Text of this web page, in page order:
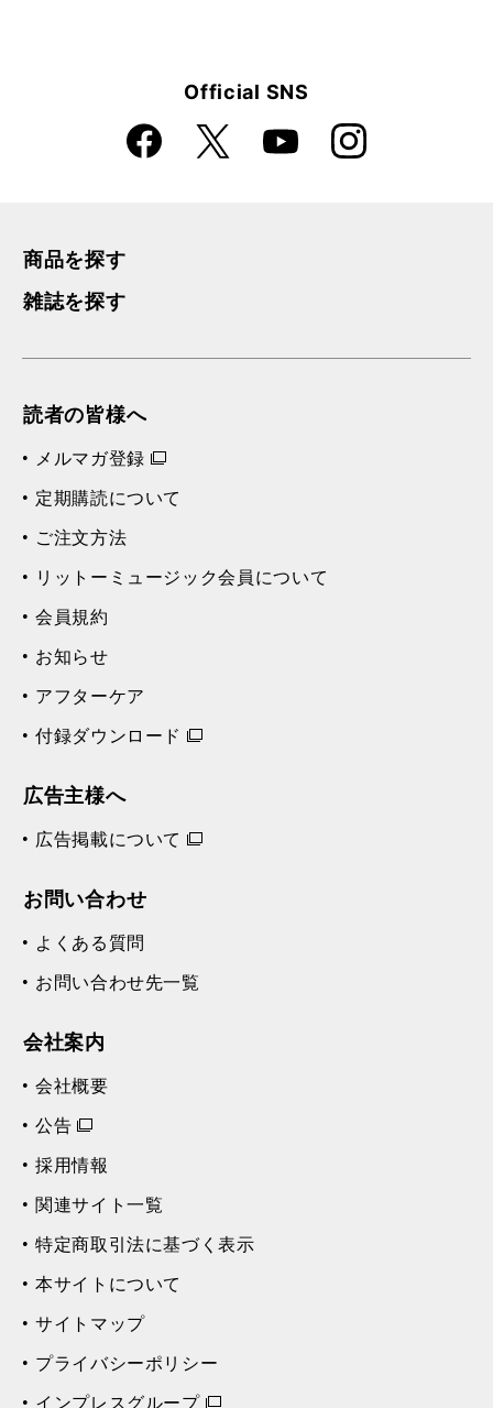
Official SNS
Faceboo
k
X YouTube Instagra
m
商品を探す
雑誌を探す
読者の皆様へ
メルマガ登録
定期購読について
ご注文方法
リットーミュージック会員について
会員規約
お知らせ
アフターケア
付録ダウンロード
広告主様へ
広告掲載について
お問い合わせ
よくある質問
お問い合わせ先一覧
会社案内
会社概要
公告
採用情報
関連サイト一覧
特定商取引法に基づく表示
本サイトについて
サイトマップ
プライバシーポリシー
インプレスグループ